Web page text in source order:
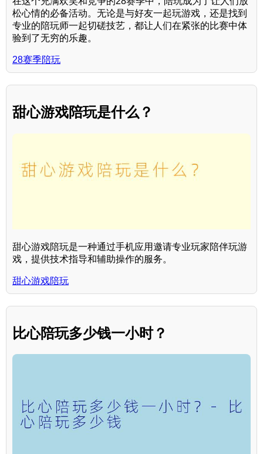
松心情的必备活动。无论是与好友一起玩游戏，还是找到
专业的陪玩师一起切磋技艺，都让人们在紧张的比赛中体
验到了无穷的乐趣。
28赛季陪玩
甜心游戏陪玩是什么？
甜心游戏陪玩是一种通过手机应用邀请专业玩家陪伴玩游
戏，提供技术指导和辅助操作的服务。
甜心游戏陪玩
比心陪玩多少钱一小时？